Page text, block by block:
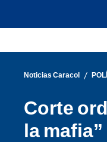
Noticias Caracol /
Corte
la mafia”